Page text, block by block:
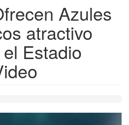
Azules
atractivo
Estadio